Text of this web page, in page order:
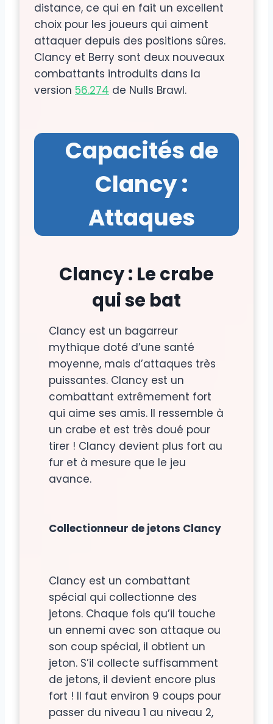
distance, ce qui en fait un excellent
choix pour les joueurs qui aiment
attaquer depuis des positions sûres.
Clancy et Berry sont deux nouveaux
combattants introduits dans la
version 56.274 de Nulls Brawl.
Capacités de
Clancy :
Attaques
Clancy : Le crabe
qui se bat
Clancy est un bagarreur
mythique doté d’une santé
moyenne, mais d’attaques très
puissantes. Clancy est un
combattant extrêmement fort
qui aime ses amis. Il ressemble à
un crabe et est très doué pour
tirer ! Clancy devient plus fort au
fur et à mesure que le jeu
avance.
Collectionneur de jetons Clancy
Clancy est un combattant
spécial qui collectionne des
jetons. Chaque fois qu’il touche
un ennemi avec son attaque ou
son coup spécial, il obtient un
jeton. S’il collecte suffisamment
de jetons, il devient encore plus
fort ! Il faut environ 9 coups pour
passer du niveau 1 au niveau 2,